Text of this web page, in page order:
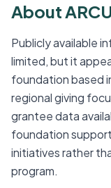
About
Publicly available
limited, but it
foundation based
regional giving
grantee data
foundation
initiatives rather
program.